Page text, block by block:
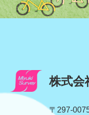
株式会
〒297-